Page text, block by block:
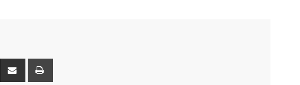
Reddit
Share